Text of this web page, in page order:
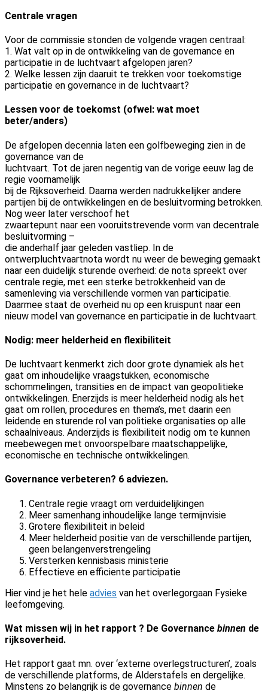
Centrale vragen
Voor de commissie stonden de volgende vragen centraal:
1. Wat valt op in de ontwikkeling van de governance en
participatie in de luchtvaart afgelopen jaren?
2. Welke lessen zijn daaruit te trekken voor toekomstige
participatie en governance in de luchtvaart?
Lessen voor de toekomst (ofwel: wat moet
beter/anders)
De afgelopen decennia laten een golfbeweging zien in de
governance van de
luchtvaart. Tot de jaren negentig van de vorige eeuw lag de
regie voornamelijk
bij de Rijksoverheid. Daarna werden nadrukkelijker andere
partijen bij de ontwikkelingen en de besluitvorming betrokken.
Nog weer later verschoof het
zwaartepunt naar een vooruitstrevende vorm van decentrale
besluitvorming –
die anderhalf jaar geleden vastliep. In de
ontwerpluchtvaartnota wordt nu weer de beweging gemaakt
naar een duidelijk sturende overheid: de nota spreekt over
centrale regie, met een sterke betrokkenheid van de
samenleving via verschillende vormen van participatie.
Daarmee staat de overheid nu op een kruispunt naar een
nieuw model van governance en participatie in de luchtvaart.
Nodig: meer helderheid en flexibiliteit
De luchtvaart kenmerkt zich door grote dynamiek als het
gaat om inhoudelijke vraagstukken, economische
schommelingen, transities en de impact van geopolitieke
ontwikkelingen. Enerzijds is meer helderheid nodig als het
gaat om rollen, procedures en thema’s, met daarin een
leidende en sturende rol van politieke organisaties op alle
schaalniveaus. Anderzijds is flexibiliteit nodig om te kunnen
meebewegen met onvoorspelbare maatschappelijke,
economische en technische ontwikkelingen.
Governance verbeteren? 6 adviezen.
Centrale regie vraagt om verduidelijkingen
Meer samenhang inhoudelijke lange termijnvisie
Grotere flexibiliteit in beleid
Meer helderheid positie van de verschillende partijen,
geen belangenverstrengeling
Versterken kennisbasis ministerie
Effectieve en efficiente participatie
Hier vind je het hele advies van het overlegorgaan Fysieke
leefomgeving.
Wat missen wij in het rapport ? De Governance binnen de
rijksoverheid.
Het rapport gaat mn. over ‘externe overlegstructuren’, zoals
de verschillende platforms, de Alderstafels en dergelijke.
Minstens zo belangrijk is de governance binnen de